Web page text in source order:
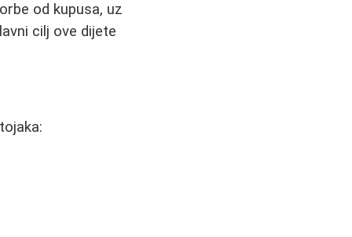
od kupusa, uz
cilj ove dijete